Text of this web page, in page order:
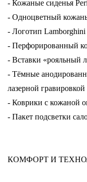
- Кожаные сиденья
- Одноцветный
- Логотип
- Перфорированный
- Вставки «рояльный
- Тёмные
лазерной гравировкой
- Коврики с кожаной
- Пакет подсветки
КОМФОРТ И